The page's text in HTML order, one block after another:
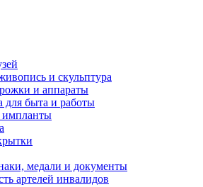
и скульптура
и аппараты
для быта и работы
импланты
медали и документы
артелей инвалидов